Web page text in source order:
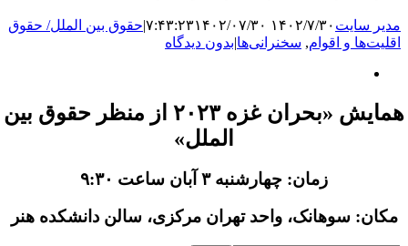
مدیر سایت ۱۴۰۲/۷/۳۰ ۷:۴۳:۲۳ ۱۴۰۲/۰۷/۳۰ |حقوق بین الملل/ حقوق
اقلیت‌ها و اقوام, سخنرانی‌ها|بدون دیدگاه
بزرگ
همایش «بحران غزه ۲۰۲۳ از منظر حقوق بین
الملل»
زمان: چهارشنبه ۳ آبان ساعت ۹:۳۰
مکان: سوهانک، واحد تهران مرکزی، سالن دانشکده هنر